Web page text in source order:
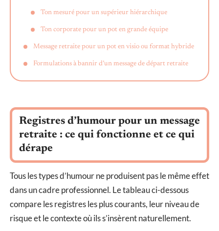
Ton mesuré pour un supérieur hiérarchique
Ton corporate pour un pot en grande équipe
Message retraite pour un pot en visio ou format hybride
Formulations à bannir d’un message de départ retraite
Registres d’humour pour un message
retraite : ce qui fonctionne et ce qui
dérape
Tous les types d’humour ne produisent pas le même effet
dans un cadre professionnel. Le tableau ci-dessous
compare les registres les plus courants, leur niveau de
risque et le contexte où ils s’insèrent naturellement.